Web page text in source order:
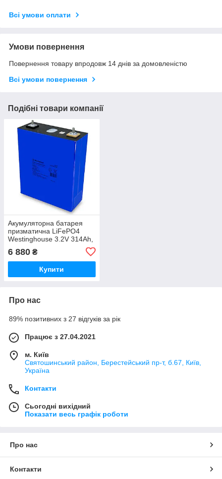
Всі умови оплати
Умови повернення
Повернення товару впродовж 14 днів за домовленістю
Всі умови повернення
Подібні товари компанії
Акумуляторна батарея
призматична LiFePO4
Westinghouse 3.2V 314Ah,
6 880 ₴
Купити
Про нас
89% позитивних з 27 відгуків за рік
Працює з 27.04.2021
м. Київ
Святошинський район, Берестейський пр-т, б.67, Київ,
Україна
Контакти
Сьогодні вихідний
Показати весь графік роботи
Про нас
Контакти